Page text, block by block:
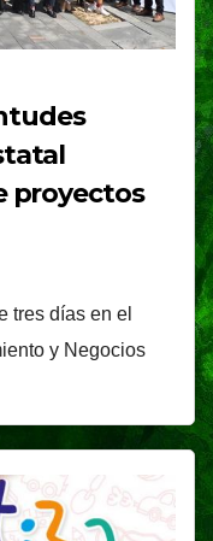
proyectos
tres días en el
y Negocios